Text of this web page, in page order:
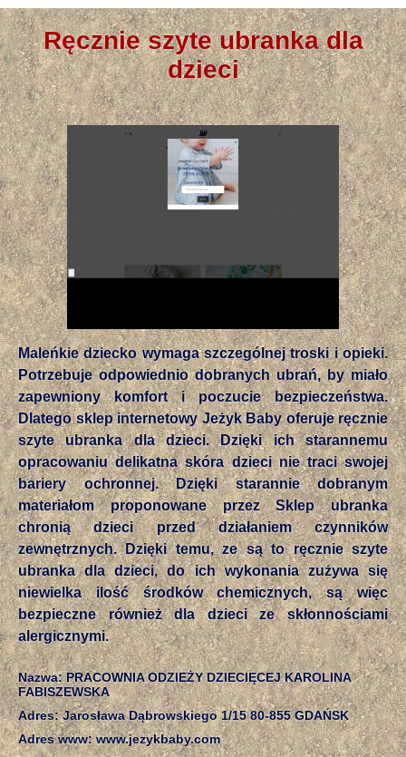
ręcznie szyte ubranka dla
dzieci
Maleńkie dziecko wymaga szczególnej troski i opieki.
Potrzebuje odpowiednio dobranych ubrań, by miało
zapewniony komfort i poczucie bezpieczeństwa.
Dlatego sklep internetowy Jeżyk Baby oferuje ręcznie
szyte ubranka dla dzieci. Dzięki ich starannemu
opracowaniu delikatna skóra dzieci nie traci swojej
bariery ochronnej. Dzięki starannie dobranym
materiałom proponowane przez Sklep ubranka
chronią dzieci przed działaniem czynników
zewnętrznych. Dzięki temu, ze są to ręcznie szyte
ubranka dla dzieci, do ich wykonania zużywa się
niewielka ilość środków chemicznych, są więc
bezpieczne również dla dzieci ze skłonnościami
alergicznymi.
Nazwa: PRACOWNIA ODZIEŻY DZIECIĘCEJ KAROLINA
FABISZEWSKA
Adres: Jarosława Dąbrowskiego 1/15 80-855 GDAŃSK
Adres www: www.jezykbaby.com